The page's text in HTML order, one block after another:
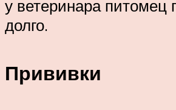
у ветеринара питомец
долго.
Прививки